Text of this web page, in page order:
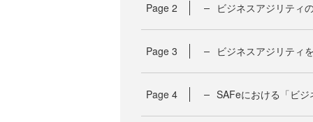
Page 2 ビジネスアジリティ
Page 3 ビジネスアジリティ
Page 4 SAFeにおける「ビ